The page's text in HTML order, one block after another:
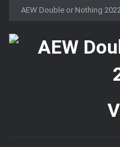
AEW Double or Nothing 2022